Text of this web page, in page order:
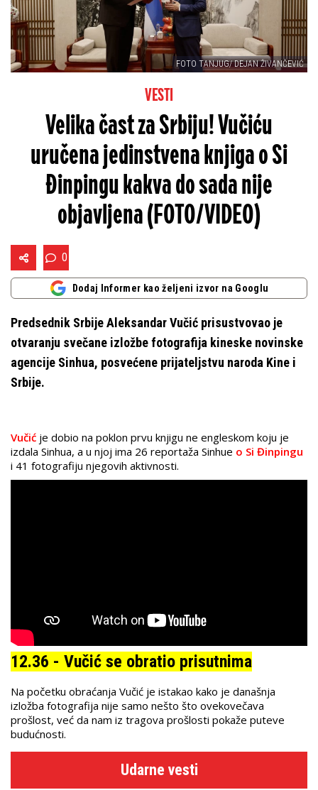
FOTO TANJUG/ DEJAN ŽIVANČEVIĆ
VESTI
Velika čast za Srbiju! Vučiću
uručena jedinstvena knjiga o Si
Đinpingu kakva do sada nije
objavljena (FOTO/VIDEO)
0
Dodaj Informer kao željeni izvor na Googlu
Predsednik Srbije Aleksandar Vučić prisustvovao je
otvaranju svečane izložbe fotografija kineske novinske
agencije Sinhua, posvećene prijateljstvu naroda Kine i
Srbije.
Vučić je dobio na poklon prvu knjigu ne engleskom koju je
izdala Sinhua, a u njoj ima 26 reportaža Sinhue o Si Đinpingu
i 41 fotografiju njegovih aktivnosti.
12.36 - Vučić se obratio prisutnima
Na početku obraćanja Vučić je istakao kako je današnja
izložba fotografija nije samo nešto što ovekovečava
prošlost, već da nam iz tragova prošlosti pokaže puteve
budućnosti.
Udarne vesti